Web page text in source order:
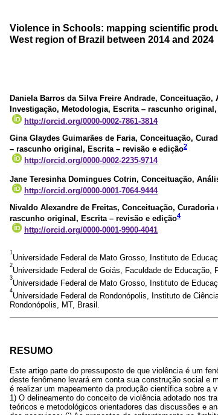
Violence in Schools: mapping scientific
West region of Brazil between 2014 and 2024
Daniela Barros da Silva Freire Andrade, Conceituação,
Investigação, Metodologia, Escrita – rascunho
http://orcid.org/0000-0002-7861-3814
Gina Glaydes Guimarães de Faria, Conceituação,
– rascunho original, Escrita – revisão e edição2
http://orcid.org/0000-0002-2235-9714
Jane Teresinha Domingues Cotrin, Conceituação,
http://orcid.org/0000-0001-7064-9444
Nivaldo Alexandre de Freitas, Conceituação,
rascunho original, Escrita – revisão e edição4
http://orcid.org/0000-0001-9900-4041
1
Universidade Federal de Mato Grosso, Instituto de
2
Universidade Federal de Goiás, Faculdade de Educação,
3
Universidade Federal de Mato Grosso, Instituto de
4
Universidade Federal de Rondonópolis, Instituto de
Rondonópolis, MT, Brasil.
RESUMO
Este artigo parte do pressuposto de que violência é um
deste fenômeno levará em conta sua construção social e
é realizar um mapeamento da produção científica sobre a
1) O delineamento do conceito de violência adotado nos
teóricos e metodológicos orientadores das discussões e